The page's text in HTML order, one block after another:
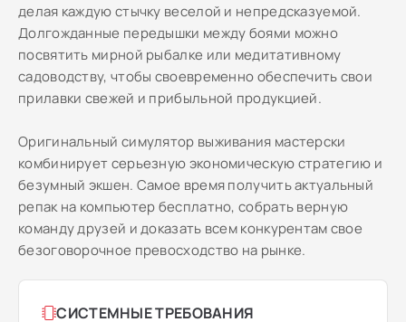
делая каждую стычку веселой и непредсказуемой.
Долгожданные передышки между боями можно
посвятить мирной рыбалке или медитативному
садоводству, чтобы своевременно обеспечить свои
прилавки свежей и прибыльной продукцией.
Оригинальный симулятор выживания мастерски
комбинирует серьезную экономическую стратегию и
безумный экшен. Самое время получить актуальный
репак на компьютер бесплатно, собрать верную
команду друзей и доказать всем конкурентам свое
безоговорочное превосходство на рынке.
СИСТЕМНЫЕ ТРЕБОВАНИЯ